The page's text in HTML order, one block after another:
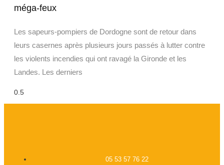
méga-feux
Les sapeurs-pompiers de Dordogne sont de retour dans
leurs casernes après plusieurs jours passés à lutter contre
les violents incendies qui ont ravagé la Gironde et les
Landes. Les derniers
05 53 57 76 22